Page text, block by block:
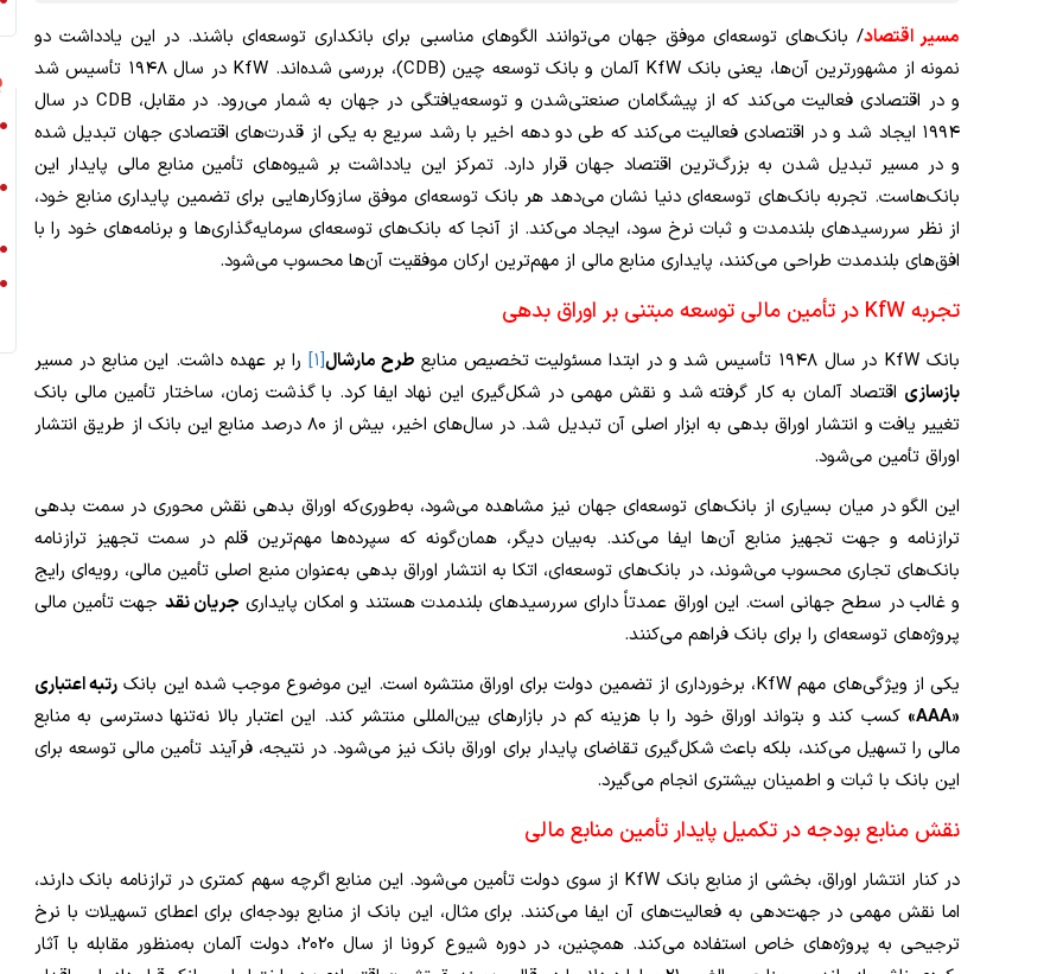
مسیر اقتصاد/ بانک‌های توسعه‌ای موفق جهان می‌توانند الگوهای مناسبی برای بانکداری توسعه‌ای باشند. در این یادداشت دو
نمونه از مشهورترین آن‌ها، یعنی بانک KfW آلمان و بانک توسعه چین (CDB)، بررسی شده‌اند. KfW در سال ۱۹۴۸ تأسیس شد
و در اقتصادی فعالیت می‌کند که از پیشگامان صنعتی‌شدن و توسعه‌یافتگی در جهان به شمار می‌رود. در مقابل، CDB در سال
۱۹۹۴ ایجاد شد و در اقتصادی فعالیت می‌کند که طی دو دهه اخیر با رشد سریع به یکی از قدرت‌های اقتصادی جهان تبدیل شده
و در مسیر تبدیل شدن به بزرگ‌ترین اقتصاد جهان قرار دارد. تمرکز این یادداشت بر شیوه‌های تأمین منابع مالی پایدار این
بانک‌هاست. تجربه بانک‌های توسعه‌ای دنیا نشان می‌دهد هر بانک توسعه‌ای موفق سازوکارهایی برای تضمین پایداری منابع خود،
از نظر سررسیدهای بلندمدت و ثبات نرخ سود، ایجاد می‌کند. از آنجا که بانک‌های توسعه‌ای سرمایه‌گذاری‌ها و برنامه‌های خود را با
افق‌های بلندمدت طراحی می‌کنند، پایداری منابع مالی از مهم‌ترین ارکان موفقیت آن‌ها محسوب می‌شود.
تجربه KfW در تأمین مالی توسعه مبتنی بر اوراق بدهی
بانک KfW در سال ۱۹۴۸ تأسیس شد و در ابتدا مسئولیت تخصیص منابع طرح مارشال[۱] را بر عهده داشت. این منابع در مسیر
بازسازی اقتصاد آلمان به کار گرفته شد و نقش مهمی در شکل‌گیری این نهاد ایفا کرد. با گذشت زمان، ساختار تأمین مالی بانک
تغییر یافت و انتشار اوراق بدهی به ابزار اصلی آن تبدیل شد. در سال‌های اخیر، بیش از ۸۰ درصد منابع این بانک از طریق انتشار
اوراق تأمین می‌شود.
این الگو در میان بسیاری از بانک‌های توسعه‌ای جهان نیز مشاهده می‌شود، به‌طوری‌که اوراق بدهی نقش محوری در سمت بدهی
ترازنامه و جهت تجهیز منابع آن‌ها ایفا می‌کند. به‌بیان دیگر، همان‌گونه که سپرده‌ها مهم‌ترین قلم در سمت تجهیز ترازنامه
بانک‌های تجاری محسوب می‌شوند، در بانک‌های توسعه‌ای، اتکا به انتشار اوراق بدهی به‌عنوان منبع اصلی تأمین مالی، رویه‌ای رایج
و غالب در سطح جهانی است. این اوراق عمدتاً دارای سررسیدهای بلندمدت هستند و امکان پایداری جریان نقد جهت تأمین مالی
پروژه‌های توسعه‌ای را برای بانک فراهم می‌کنند.
یکی از ویژگی‌های مهم KfW، برخورداری از تضمین دولت برای اوراق منتشره است. این موضوع موجب شده این بانک
رتبه اعتباری
«AAA»
کسب کند و بتواند اوراق خود را با هزینه کم در بازارهای بین‌المللی منتشر کند. این اعتبار بالا نه‌تنها دسترسی به منابع
مالی را تسهیل می‌کند، بلکه باعث شکل‌گیری تقاضای پایدار برای اوراق بانک نیز می‌شود. در نتیجه، فرآیند تأمین مالی توسعه برای
این بانک با ثبات و اطمینان بیشتری انجام می‌گیرد.
نقش منابع بودجه‌ در تکمیل پایدار تأمین منابع مالی
در کنار انتشار اوراق، بخشی از منابع بانک KfW از سوی دولت تأمین می‌شود. این منابع اگرچه سهم کمتری در ترازنامه بانک دارند،
اما نقش مهمی در جهت‌دهی به فعالیت‌های آن ایفا می‌کنند. برای مثال، این بانک از منابع بودجه‌ای برای اعطای تسهیلات با نرخ
ترجیحی به پروژه‌های خاص استفاده می‌کند. همچنین، در دوره شیوع کرونا از سال ۲۰۲۰، دولت آلمان به‌منظور مقابله با آثار